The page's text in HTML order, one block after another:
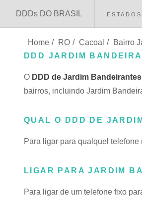
DDDs DO BRASIL ESTADOS
Home / RO / Cacoal /
Bairro
DDD JARDIM
O DDD de Jardim
bairros, incluindo Jardim
QUAL O DDD DE
Para ligar para qualquel telefone
LIGAR PARA JARDIM
Para ligar de um telefone fixo